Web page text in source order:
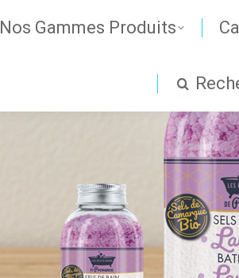
Nos Gammes Produits